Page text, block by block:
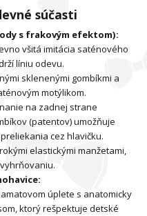
súčasti
s frakovým efektom):
všitá imitácia saténového
líniu odevu.
sklenenými gombíkmi a
motýlikom.
na zadnej strane
(patentov) umožňuje
cez hlavičku.
elastickými manžetami,
úplete s anatomicky
ktorý rešpektuje detské